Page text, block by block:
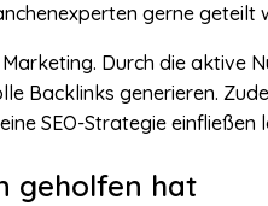
gerne geteilt
Durch die aktive
Backlinks generieren.
SEO-Strategie einfließen
geholfen hat